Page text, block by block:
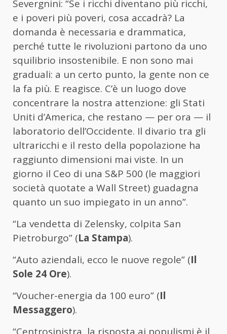
Severgnini: “Se i ricchi diventano più ricchi,
e i poveri più poveri, cosa accadrà? La
domanda è necessaria e drammatica,
perché tutte le rivoluzioni partono da uno
squilibrio insostenibile. E non sono mai
graduali: a un certo punto, la gente non ce
la fa più. E reagisce. C’è un luogo dove
concentrare la nostra attenzione: gli Stati
Uniti d’America, che restano — per ora — il
laboratorio dell’Occidente. Il divario tra gli
ultraricchi e il resto della popolazione ha
raggiunto dimensioni mai viste. In un
giorno il Ceo di una S&P 500 (le maggiori
società quotate a Wall Street) guadagna
quanto un suo impiegato in un anno”.
“La vendetta di Zelensky, colpita San
Pietroburgo” (La Stampa).
“Auto aziendali, ecco le nuove regole” (Il
Sole 24 Ore).
“Voucher-energia da 100 euro” (Il
Messaggero).